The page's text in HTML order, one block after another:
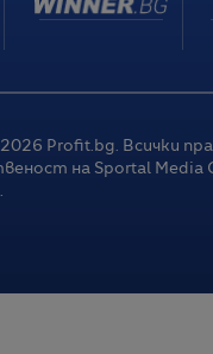
2026 Profit.bg. Всички
на Sportal Media